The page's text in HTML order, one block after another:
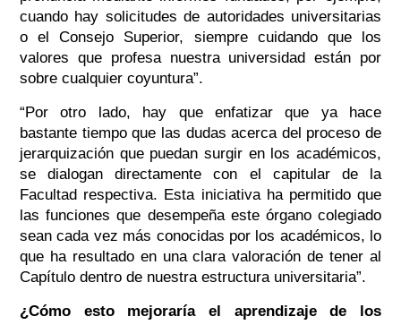
cuando hay solicitudes de autoridades universitarias
o el Consejo Superior, siempre cuidando que los
valores que profesa nuestra universidad están por
sobre cualquier coyuntura”.
“Por otro lado, hay que enfatizar que ya hace
bastante tiempo que las dudas acerca del proceso de
jerarquización que puedan surgir en los académicos,
se dialogan directamente con el capitular de la
Facultad respectiva. Esta iniciativa ha permitido que
las funciones que desempeña este órgano colegiado
sean cada vez más conocidas por los académicos, lo
que ha resultado en una clara valoración de tener al
Capítulo dentro de nuestra estructura universitaria”.
¿Cómo esto mejoraría el aprendizaje de los